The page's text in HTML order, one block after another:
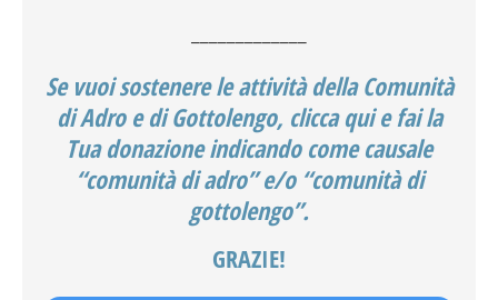
Se vuoi sostenere le attività della Comunità
di Adro e di Gottolengo, clicca qui e fai la
Tua donazione indicando come causale
“comunità di adro” e/o “comunità di
gottolengo”.
GRAZIE!